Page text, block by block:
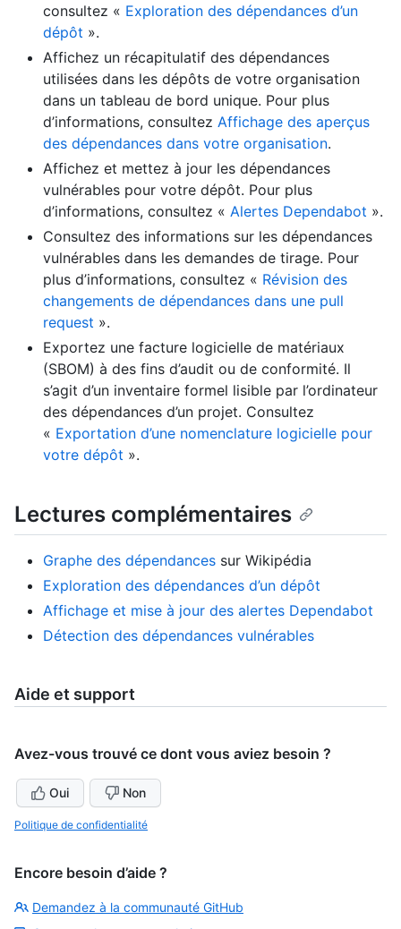
consultez « Exploration des dépendances d’un
dépôt ».
Affichez un récapitulatif des dépendances
utilisées dans les dépôts de votre organisation
dans un tableau de bord unique. Pour plus
d’informations, consultez Affichage des aperçus
des dépendances dans votre organisation.
Affichez et mettez à jour les dépendances
vulnérables pour votre dépôt. Pour plus
d’informations, consultez « Alertes Dependabot ».
Consultez des informations sur les dépendances
vulnérables dans les demandes de tirage. Pour
plus d’informations, consultez « Révision des
changements de dépendances dans une pull
request ».
Exportez une facture logicielle de matériaux
(SBOM) à des fins d’audit ou de conformité. Il
s’agit d’un inventaire formel lisible par l’ordinateur
des dépendances d’un projet. Consultez
« Exportation d’une nomenclature logicielle pour
votre dépôt ».
Lectures complémentaires
Graphe des dépendances sur Wikipédia
Exploration des dépendances d’un dépôt
Affichage et mise à jour des alertes Dependabot
Détection des dépendances vulnérables
Aide et support
Avez-vous trouvé ce dont vous aviez besoin ?
Oui Non
Politique de confidentialité
Encore besoin d’aide ?
Demandez à la communauté GitHub